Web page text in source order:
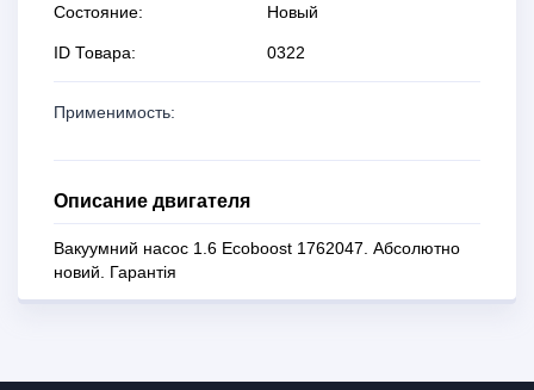
Состояние: Новый
ID Товара: 0322
Применимость:
Описание двигателя
Вакуумний насос 1.6 Ecoboost 1762047. Абсолютно
новий. Гарантія